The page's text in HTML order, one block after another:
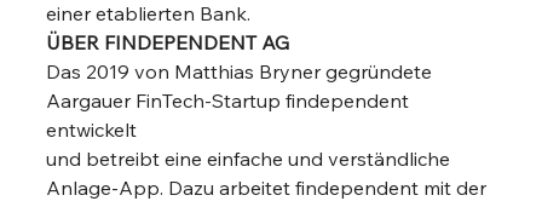
einer etablierten Bank.
ÜBER FINDEPENDENT AG
Das 2019 von Matthias Bryner gegründete
Aargauer FinTech-Startup findependent
entwickelt
und betreibt eine einfache und verständliche
Anlage-App. Dazu arbeitet findependent mit der